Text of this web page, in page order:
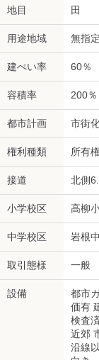
地目 田
用途地域 無指
建ぺい率 60％
容積率 200％
都市計画 市街
権利種類 所有
接道 北側
小学校区 高柳
中学校区 岩根
取引態様 一般
設備
都市
価有
検査
近郊
沿線